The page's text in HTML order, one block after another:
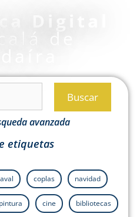
Buscar
avanzada
etiquetas
coplas navidad
pintura cine bibliotecas